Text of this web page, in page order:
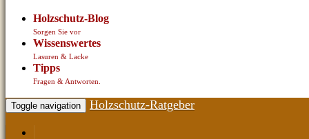
Holzschutz-Blog
Sorgen Sie vor
Wissenswertes
Lasuren & Lacke
Tipps
Fragen & Antworten.
Toggle navigation Holzschutz-Ratgeber